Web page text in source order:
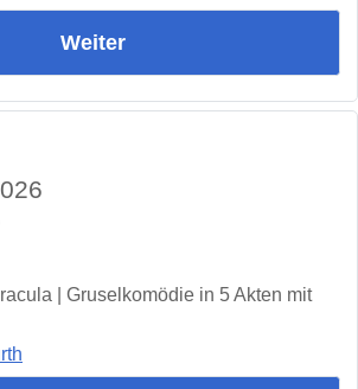
Weiter
| Gruselkomödie in 5 Akten mit